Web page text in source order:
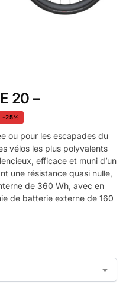
20 –
-25%
ou pour les escapades du
vélos les plus polyvalents
efficace et muni d’un
une résistance quasi nulle,
de 360 Wh, avec en
de batterie externe de 160